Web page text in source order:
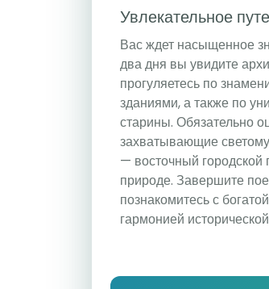
Увлекательное
Вас ждет насыщенное
два дня вы увидите
прогуляетесь по
зданиями, а также по
старины. Обязательно
захватывающие
— восточный городской
природе. Завершите
познакомитесь с
гармонией